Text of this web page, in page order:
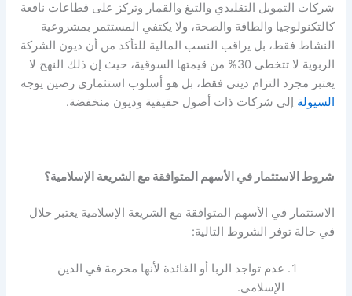
شركات التمويل التقليدي والتبغ والقمار وتركز على قطاعات نافعة
كالتكنولوجيا والطاقة والصحة، ولا يكتفي المستثمر بمشروعية
النشاط فقط، بل يراقب النسب المالية للتأكد من أن ديون الشركة
الربوية لا تتخطى 30% من قيمتها السوقية، حيث إن ذلك النهج لا
يعتبر مجرد التزام ديني فقط، بل هو أسلوب استثماري رصين يوجه
السيولةإلى شركات ذات أصول حقيقية وديون منخفضة.
شروط الاستثمار في الأسهم المتوافقة مع الشريعة الإسلامية؟
الاستثمار في الأسهم المتوافقة مع الشريعة الإسلامية يعتبر حلال
في حالة توفر الشروط التالية:
عدم تواجد الربا أو الفائدة لأنها محرمة في الدين
الإسلامي.